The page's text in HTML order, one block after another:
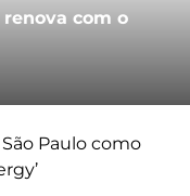
com o